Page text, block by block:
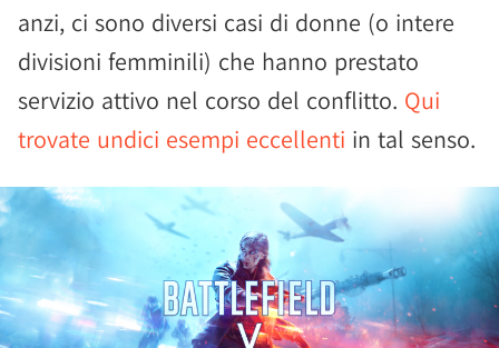
anzi, ci sono diversi casi di donne (o intere
divisioni femminili) che hanno prestato
servizio attivo nel corso del conflitto. Qui
trovate undici esempi eccellenti in tal senso.